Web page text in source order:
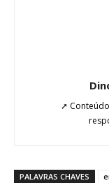
➚
PALAVRAS CHAVES